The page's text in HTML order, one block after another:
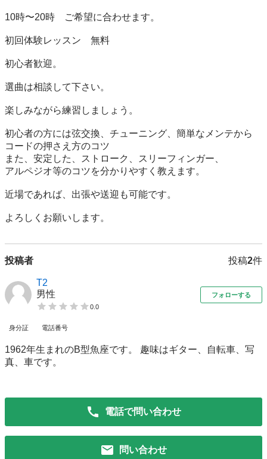
10時〜20時　ご希望に合わせます。
初回体験レッスン　無料
初心者歓迎。
選曲は相談して下さい。
楽しみながら練習しましょう。
初心者の方には弦交換、チューニング、簡単なメンテから
コードの押さえ方のコツ
また、安定した、ストローク、スリーフィンガー、
アルペジオ等のコツを分かりやすく教えます。
近場であれば、出張や送迎も可能です。
よろしくお願いします。
投稿者 投稿2件
T2
男性
0.0
フォローする
身分証 電話番号
1962年生まれのB型魚座です。 趣味はギター、自転車、写
真、車です。
電話で問い合わせ
問い合わせ